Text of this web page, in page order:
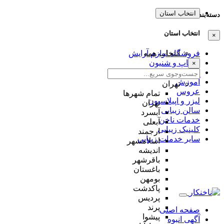
دسته‌بندی‌ها
×
فروشگاه لوازم آرایش
میکاپ و شنیون
مژه و ابرو
آموزش
عروس
لیزر و اپیلاسیون
سالن زیبایی
خدمات ناخن
کلینیک زیبایی
سایر خدمات زیبایی
انتخاب استان
انتخاب استان
انتخاب همه
×
تهران
تمام شهر‌ها
تهران
آبسرد
آبعلی
ارجمند
اسلامشهر
اندیشه
باقرشهر
باغستان
بومهن
پاکدشت
پردیس
پرند
پیشوا
صفحه اصلی
آگهی انبوه